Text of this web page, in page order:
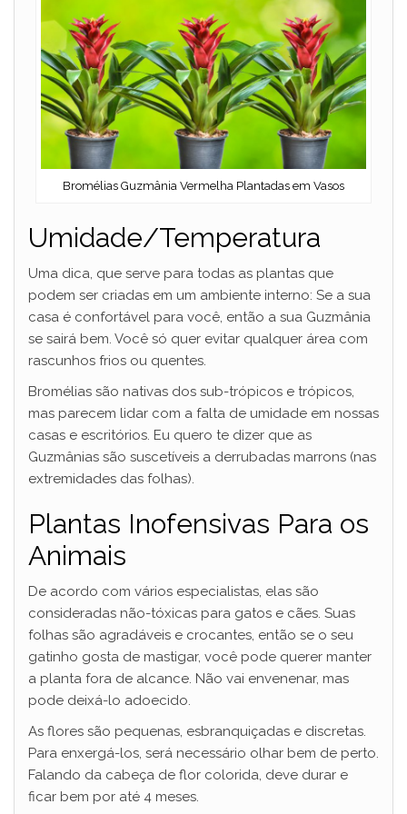
Bromélias Guzmânia Vermelha Plantadas em Vasos
Umidade/Temperatura
Uma dica, que serve para todas as plantas que
podem ser criadas em um ambiente interno: Se a sua
casa é confortável para você, então a sua Guzmânia
se sairá bem. Você só quer evitar qualquer área com
rascunhos frios ou quentes.
Bromélias são nativas dos sub-trópicos e trópicos,
mas parecem lidar com a falta de umidade em nossas
casas e escritórios. Eu quero te dizer que as
Guzmânias são suscetíveis a derrubadas marrons (nas
extremidades das folhas).
Plantas Inofensivas Para os
Animais
De acordo com vários especialistas, elas são
consideradas não-tóxicas para gatos e cães. Suas
folhas são agradáveis e crocantes, então se o seu
gatinho gosta de mastigar, você pode querer manter
a planta fora de alcance. Não vai envenenar, mas
pode deixá-lo adoecido.
As flores são pequenas, esbranquiçadas e discretas.
Para enxergá-los, será necessário olhar bem de perto.
Falando da cabeça de flor colorida, deve durar e
ficar bem por até 4 meses.